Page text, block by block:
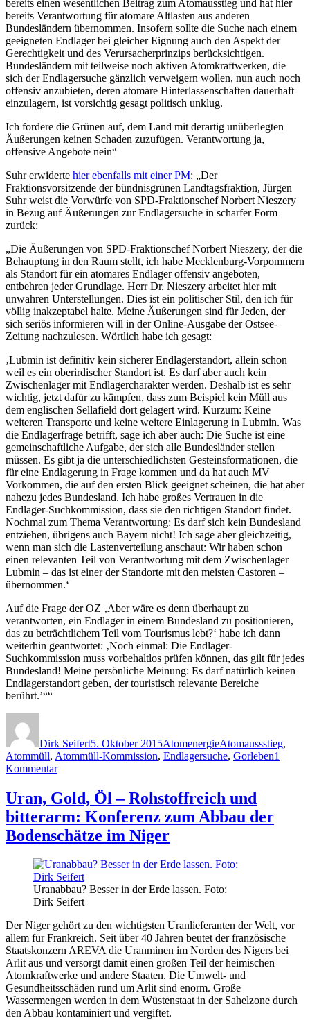
bereits einen wesentlichen Beitrag zum Atomausstieg und hat hier
bereits Verantwortung für atomare Altlasten aus anderen
Bundesländern übernommen. Insofern sollte die Suche nach einem
geeigneten Endlager bei gleicher Eignung auch den Aspekt der
Gerechtigkeit und des Verursacherprinzips berücksichtigen.
Bundesländern mit teilweise noch aktiven Atomkraftwerken, die
sich der Endlagersuche gänzlich verweigern wollen, nun auch noch
offensiv anzubieten, deren atomare Hinterlassenschaften dauerhaft
einzulagern, ist vorsichtig gesagt politisch unklug.
Ich fordere die Grünen auf, dem Land mit derartig unüberlegten
Äußerungen keinen Schaden zuzufügen. Verantwortung ja,
offensive Angebote nein“
Suhr erwiderte hier ebenfalls mit einer PM: „Der
Fraktionsvorsitzende der bündnisgrünen Landtagsfraktion, Jürgen
Suhr weist die Vorwürfe von SPD-Fraktionschef Norbert Nieszery
in Bezug auf Äußerungen zur Endlagersuche in scharfer Form
zurück:
„Die Äußerungen von SPD-Fraktionschef Norbert Nieszery, der die
Behauptung in den Raum stellt, ich habe Mecklenburg-Vorpommern
als Standort für ein atomares Endlager offensiv angeboten,
entbehren jeder Grundlage. Herr Dr. Nieszery arbeitet hier mit
unwahren Unterstellungen. Dies ist ein politischer Stil, den ich für
völlig inakzeptabel halte. Meine Äußerungen sind für Jeden, der
sich seriös informieren will in der Online-Ausgabe der Ostsee-
Zeitung nachzulesen. Wörtlich habe ich gesagt:
‚Lubmin ist definitiv kein sicherer Endlagerstandort, allein schon
weil es ein oberirdischer Standort ist. Es darf aber auch kein
Zwischenlager mit Endlagercharakter werden. Deshalb ist es sehr
wichtig, jetzt dafür zu kämpfen, dass zum Beispiel kein Müll aus
dem englischen Sellafield dort gelagert wird. Kurzum: Keine
weiteren Transporte und keine weitere Einlagerung in Lubmin. Was
die Endlagerfrage betrifft, sage ich aber auch: Die Suche ist eine
gemeinschaftliche Aufgabe, der sich alle Bundesländer stellen
müssen. Es gibt ja die unterschiedlichsten Gesteinsformationen, die
für eine Endlagerung in Frage kommen und da hat auch MV
Vorkommen, die auf den ersten Blick geeignet scheinen, die hat aber
nahezu jedes Bundesland. Ich habe großes Vertrauen in die
Endlager-Suchkommission, dass sie den richtigen Standort findet.
Nochmal zum Thema Verantwortung: Es darf sich kein Bundesland
entziehen, übrigens auch Bayern nicht! Ich sage aber gleichzeitig,
wenn man sich die Lastenverteilung anschaut: Wir haben schon
einen relevanten Teil von Verantwortung mit dem Zwischenlager
Lubmin – das ist einer der Standorte mit den meisten Castoren –
übernommen.‘
Auf die Frage der OZ ‚Aber wäre es denn überhaupt zu
verantworten, ein Endlager in einem Bundesland zu positionieren,
das zu beträchtlichem Teil vom Tourismus lebt?‘ habe ich dann
weiterhin geantwortet: ‚Noch einmal: Die Endlager-
Suchkommission muss vorbehaltlos prüfen können, das gilt für jedes
Bundesland! Meine persönliche Meinung: Es darf natürlich keinen
Endlagerstandort geben, der touristisch relevante Bereiche
berührt.’““
Dirk Seifert5. Oktober 2015AtomenergieAtomaussstieg,
Atommüll, Atommüll-Kommission, Endlagersuche, Gorleben1
Kommentarzu
Gorleben
in
Mecklenburg-
Vorpommern?
Uran, Gold, Öl – Rohstoffreich und
bitterarm: Konferenz zum Abbau der
Bodenschätze im Niger
Uranabbau? Besser in der Erde lassen. Foto:
Dirk Seifert
Der Niger gehört zu den wichtigsten Uranlieferanten der Welt, vor
allem für Frankreich. Seit über 40 Jahren beutet der französische
Staatskonzern AREVA die Uranminen im Norden des Nigers bei
Arlit aus und versorgt damit einen großen Teil der heimischen
Atomkraftwerke und andere Staaten. Die Umwelt- und
Gesundheitsschäden rund um Arlit sind enorm. Große
Wassermengen werden in dem Wüstenstaat in der Sahelzone durch
den Abbau kontaminiert und vergiftet.